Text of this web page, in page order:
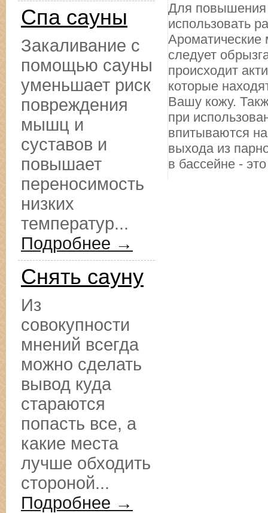
Для повышения
использовать
Ароматические
следует
происходит
которые
Вашу кожу.
при
впитываются
выхода из
в бассейне -
Спа сауны
Закаливание с
помощью сауны
уменьшает риск
повреждения
мышц и
суставов и
повышает
переносимость
низких
температур...
Подробнее →
Снять сауну
Из
совокупности
мнений всегда
можно сделать
вывод куда
стараются
попасть все, а
какие места
лучше обходить
стороной...
Подробнее →